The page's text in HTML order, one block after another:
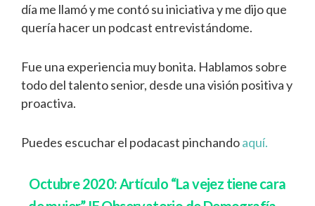
día me llamó y me contó su iniciativa y me dijo que
quería hacer un podcast entrevistándome.
Fue una experiencia muy bonita. Hablamos sobre
todo del talento senior, desde una visión positiva y
proactiva.
Puedes escuchar el podacast pinchandoaquí.
Octubre 2020: Artículo “La vejez tiene cara